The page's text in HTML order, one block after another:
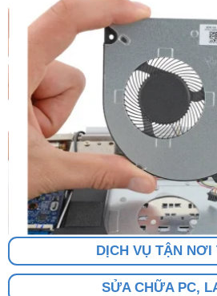
DỊCH VỤ TẬN NƠI
SỬA CHỮA PC,